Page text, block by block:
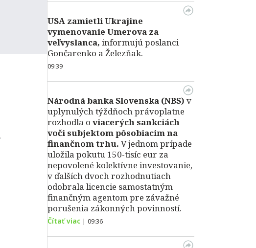
USA zamietli Ukrajine
vymenovanie Umerova za
veľvyslanca, informujú poslanci
Gončarenko a Železňak.
09:39
Národná banka Slovenska (NBS) v
uplynulých týždňoch právoplatne
rozhodla o viacerých sankciách
voči subjektom pôsobiacim na
finančnom trhu. V jednom prípade
uložila pokutu 150-tisíc eur za
nepovolené kolektívne investovanie,
v ďalších dvoch rozhodnutiach
odobrala licencie samostatným
finančným agentom pre závažné
porušenia zákonných povinností.
Čítať viac | 09:36